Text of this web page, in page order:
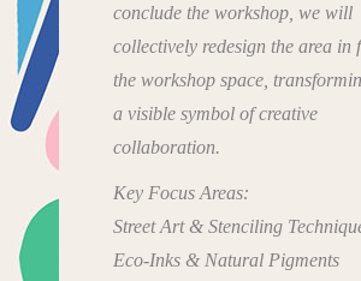
conclude the workshop, we will
collectively redesign the area in
the workshop space,
a visible symbol of creative
collaboration.
Key Focus Areas:
Street Art & Stenciling
Eco-Inks & Natural Pigments